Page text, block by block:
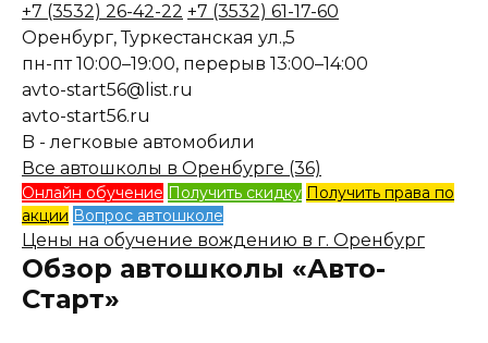
+7 (3532) 26-42-22 +7 (3532) 61-17-60
Оренбург, Туркестанская ул.,5
пн-пт 10:00–19:00, перерыв 13:00–14:00
avto-start56@list.ru
avto-start56.ru
B - легковые автомобили
Все автошколы в Оренбурге (36)
Онлайн обучение Получить скидку Получить права по
акции Вопрос автошколе
Цены на обучение вождению в г. Оренбург
Обзор автошколы «Авто-
Старт»